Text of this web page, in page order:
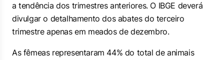
a tendência dos trimestres anteriores. O IBGE deverá
divulgar o detalhamento dos abates do terceiro
trimestre apenas em meados de dezembro.
As fêmeas representaram 44% do total de animais